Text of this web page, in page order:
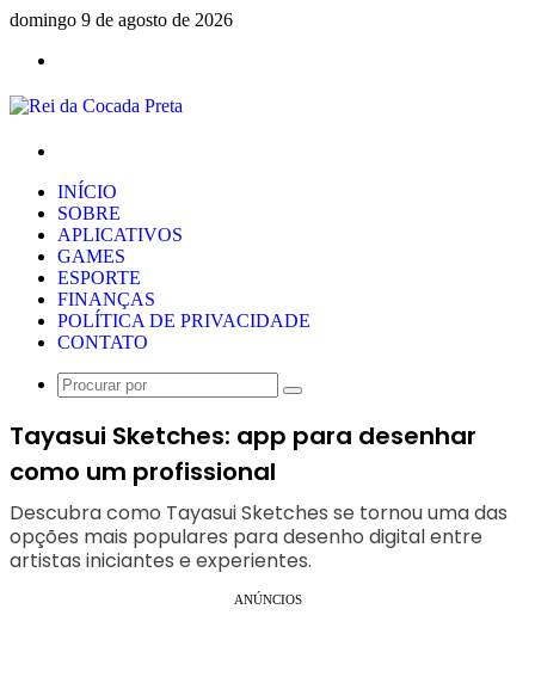
domingo 9 de agosto de 2026
INÍCIO
SOBRE
APLICATIVOS
GAMES
ESPORTE
FINANÇAS
POLÍTICA DE PRIVACIDADE
CONTATO
Procurar
Tayasui Sketches: app para desenhar
como um profissional
Descubra como Tayasui Sketches se tornou uma das
opções mais populares para desenho digital entre
artistas iniciantes e experientes.
ANÚNCIOS